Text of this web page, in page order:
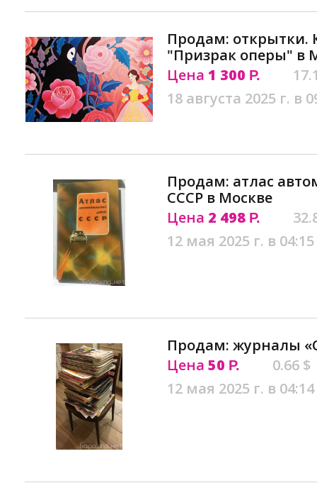
Продам: открытки.
"Призрак оперы" в
Цена 1 300 Р.
18 августа 2025 г. в
Продам: атлас
СССР в Москве
Цена 2 498 Р.
12 мая 2025 г. в 04:15
Продам: журналы
Цена 50 Р.
0.66 $
12 мая 2025 г. в 04:14